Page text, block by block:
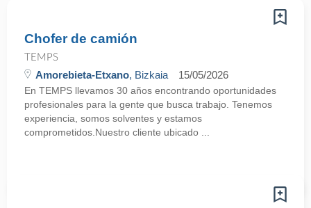
Chofer de camión
TEMPS
Amorebieta-Etxano, Bizkaia 15/05/2026
En TEMPS llevamos 30 años encontrando oportunidades
profesionales para la gente que busca trabajo. Tenemos
experiencia, somos solventes y estamos
comprometidos.Nuestro cliente ubicado ...